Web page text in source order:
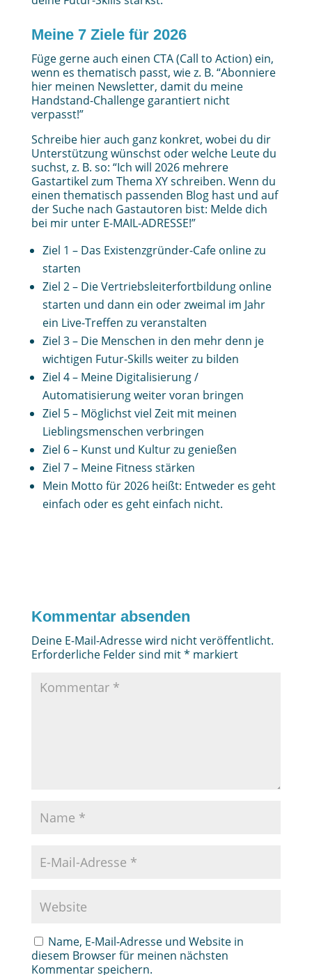
Meine 7 Ziele für 2026
Füge gerne auch einen CTA (Call to Action) ein,
wenn es thematisch passt, wie z. B. “Abonniere
hier meinen Newsletter, damit du meine
Handstand-Challenge garantiert nicht
verpasst!”
Schreibe hier auch ganz konkret, wobei du dir
Unterstützung wünschst oder welche Leute du
suchst, z. B. so: “Ich will 2026 mehrere
Gastartikel zum Thema XY schreiben. Wenn du
einen thematisch passenden Blog hast und auf
der Suche nach Gastautoren bist: Melde dich
bei mir unter E-MAIL-ADRESSE!”
Ziel 1 – Das Existenzgründer-Cafe online zu
starten
Ziel 2 – Die Vertriebsleiterfortbildung online
starten und dann ein oder zweimal im Jahr
ein Live-Treffen zu veranstalten
Ziel 3 – Die Menschen in den mehr denn je
wichtigen Futur-Skills weiter zu bilden
Ziel 4 – Meine Digitalisierung /
Automatisierung weiter voran bringen
Ziel 5 – Möglichst viel Zeit mit meinen
Lieblingsmenschen verbringen
Ziel 6 – Kunst und Kultur zu genießen
Ziel 7 – Meine Fitness stärken
Mein Motto für 2026 heißt: Entweder es geht
einfach oder es geht einfach nicht.
Kommentar absenden
Deine E-Mail-Adresse wird nicht veröffentlicht.
Erforderliche Felder sind mit* markiert
Name, E-Mail-Adresse und Website in
diesem Browser für meinen nächsten
Kommentar speichern.